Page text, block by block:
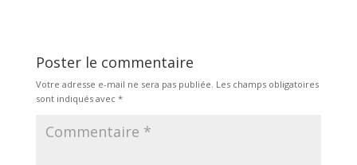
Poster le commentaire
Votre adresse e-mail ne sera pas publiée. Les champs obligatoires
sont indiqués avec *